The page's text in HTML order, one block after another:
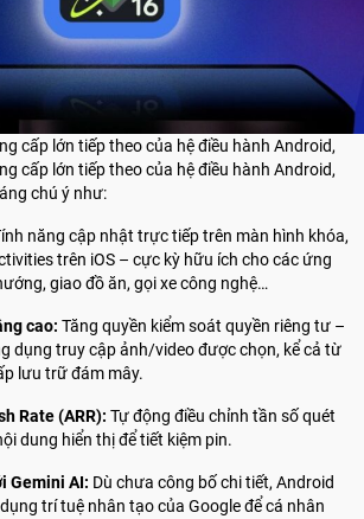
cấp lớn tiếp theo của hệ điều hành Android,
cấp lớn tiếp theo của hệ điều hành Android,
chú ý như:
năng cập nhật trực tiếp trên màn hình khóa,
trên iOS – cực kỳ hữu ích cho các ứng
giao đồ ăn, gọi xe công nghệ…
cao: Tăng quyền kiểm soát quyền riêng tư –
dụng truy cập ảnh/video được chọn, kể cả từ
lưu trữ đám mây.
Rate (ARR): Tự động điều chỉnh tần số quét
dung hiển thị để tiết kiệm pin.
Gemini AI: Dù chưa công bố chi tiết, Android
trí tuệ nhân tạo của Google để cá nhân